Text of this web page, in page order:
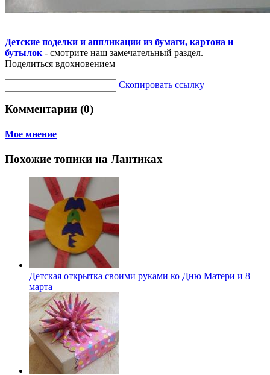
Детские поделки и аппликации из бумаги, картона и
бутылок - смотрите наш замечательный раздел.
Поделиться вдохновением
Скопировать ссылку
Комментарии (0)
Мое мнение
Похожие топики на Лантиках
Детская открытка своими руками ко Дню Матери и 8
марта